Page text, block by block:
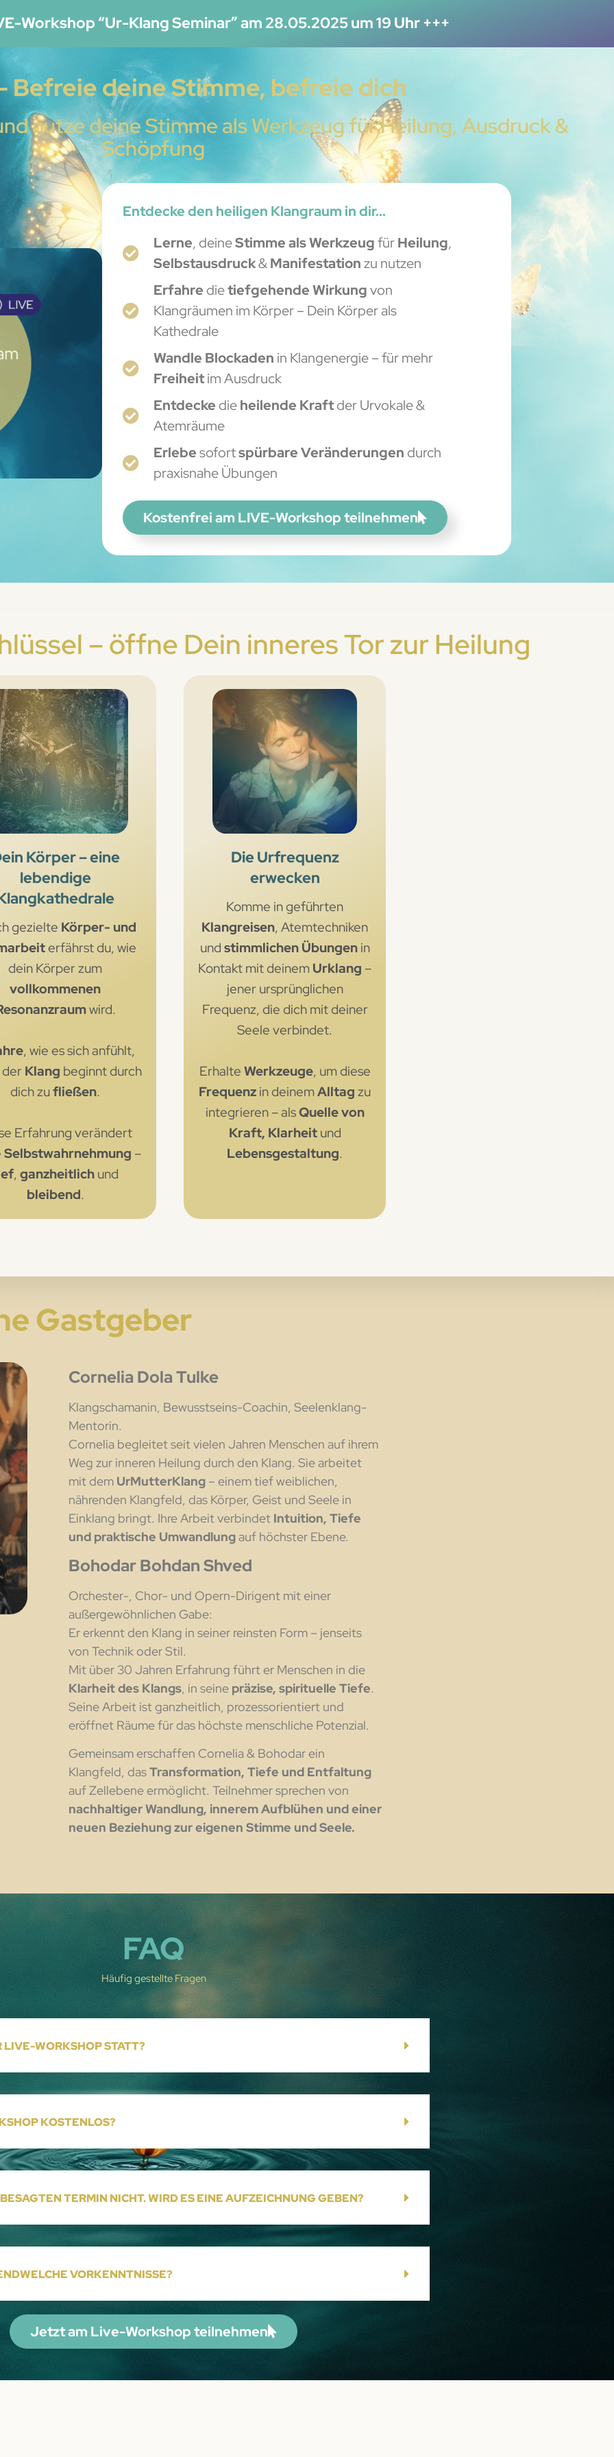
Workshop “Ur-Klang Seminar” am 28.05.2025 um 19 Uhr +++
Befreie deine Stimme, befreie dich
nutze deine Stimme als Werkzeug für Heilung, Ausdruck &
Schöpfung
Entdecke den heiligen Klangraum in dir...
Lerne, deineStimme als WerkzeugfürHeilung,
Selbstausdruck&Manifestationzu nutzen
Erfahre dietiefgehende Wirkungvon
Klangräumen im Körper – Dein Körper als
Kathedrale
Wandle Blockaden in Klangenergie – für mehr
Freiheitim Ausdruck
Entdecke dieheilende Kraftder Urvokale &
Atemräume
Erlebesofortspürbare Veränderungen durch
praxisnahe Übungen
Kostenfrei am LIVE-Workshop teilnehmen
– öffne Dein inneres Tor zur Heilung
Körper – eine
lebendige
gezielte Körper- und
erfährst du, wie
dein Körper zum
vollkommenen
wird.
, wie es sich anfühlt,
Klang beginnt durch
dich zufließen.
Erfahrung verändert
Selbstwahrnehmung –
,ganzheitlich und
bleibend.
Die Urfrequenz
erwecken
Komme in geführten
Klangreisen, Atemtechniken
und stimmlichen Übungen in
Kontakt mit deinem Urklang –
jener ursprünglichen
Frequenz, die dich mit deiner
Seele verbindet.
Erhalte Werkzeuge, um diese
Frequenz in deinemAlltag zu
integrieren – alsQuelle von
Kraft, Klarheit und
Lebensgestaltung.
Gastgeber
Cornelia Dola Tulke
Klangschamanin, Bewusstseins-Coachin, Seelenklang-
Mentorin.
Cornelia begleitet seit vielen Jahren Menschen auf ihrem
Weg zur inneren Heilung durch den Klang. Sie arbeitet
mit dem UrMutterKlang – einem tief weiblichen,
nährenden Klangfeld, das Körper, Geist und Seele in
Einklang bringt. Ihre Arbeit verbindet Intuition, Tiefe
und praktische Umwandlungauf höchster Ebene.
Bohodar Bohdan Shved
Orchester-, Chor- und Opern-Dirigent mit einer
außergewöhnlichen Gabe:
Er erkennt den Klang in seiner reinsten Form – jenseits
von Technik oder Stil.
Mit über 30 Jahren Erfahrung führt er Menschen in die
Klarheit des Klangs, in seine präzise, spirituelle Tiefe.
Seine Arbeit ist ganzheitlich, prozessorientiert und
eröffnet Räume für das höchste menschliche Potenzial.
Gemeinsam erschaffen Cornelia & Bohodar ein
Klangfeld, dasTransformation, Tiefe und Entfaltung
auf Zellebene ermöglicht. Teilnehmer sprechen von
nachhaltiger Wandlung, innerem Aufblühen und einer
neuen Beziehung zur eigenen Stimme und Seele.
FAQ
Häufig gestellte Fragen
LIVE-WORKSHOP STATT?
KOSTENLOS?
TERMIN NICHT. WIRD ES EINE AUFZEICHNUNG GEBEN?
VORKENNTNISSE?
Jetzt am Live-Workshop teilnehmen